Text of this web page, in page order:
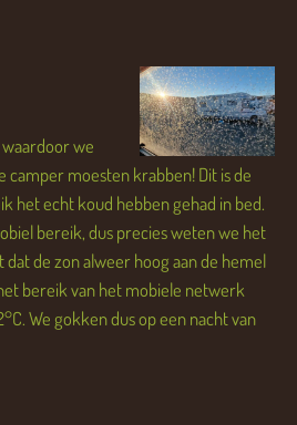
we
camper moesten krabben! Dit is de
het echt koud hebben gehad in bed.
bereik, dus precies weten we het
de zon alweer hoog aan de hemel
bereik van het mobiele netwerk
We gokken dus op een nacht van